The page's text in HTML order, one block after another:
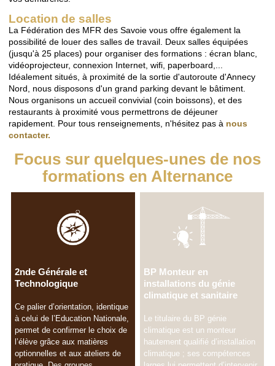
Location de salles
La Fédération des MFR des Savoie vous offre également la
possibilité de louer des salles de travail. Deux salles équipées
(jusqu'à 25 places) pour organiser des formations : écran blanc,
vidéoprojecteur, connexion Internet, wifi, paperboard,...
Idéalement situés, à proximité de la sortie d'autoroute d'Annecy
Nord, nous disposons d'un grand parking devant le bâtiment.
Nous organisons un accueil convivial (coin boissons), et des
restaurants à proximité vous permettrons de déjeuner
rapidement. Pour tous renseignements, n'hésitez pas à nous
contacter.
Focus sur quelques-unes de nos
formations en Alternance
2nde Générale et
Technologique
Ce palier d’orientation, identique
à celui de l’Education Nationale,
permet de confirmer le choix de
l’élève grâce aux matières
optionnelles et aux ateliers de
BP Monteur en
installations du génie
climatique et sanitaire
Le titulaire du BP génie
climatique est un monteur
hautement qualifié d’installation
climatique ; ses compétences